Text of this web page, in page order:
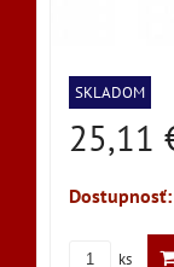
SKLADOM
25,11
Dostupnosť:
ks